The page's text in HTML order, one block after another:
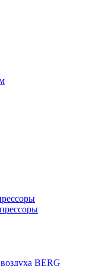
BERG